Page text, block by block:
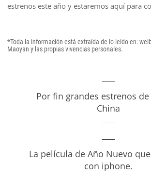
estrenos este año y estaremos aquí para
*Toda la información está extraída de lo leído en:
Maoyan y las propias vivencias personales.
Por fin grandes estrenos
China
La película de Año Nuevo
con iphone.